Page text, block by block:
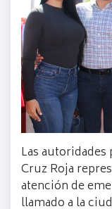
Las
Cruz Roja
atención de
llamado a la